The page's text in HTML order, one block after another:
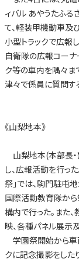
ィバル あやうたふる
て、軽装甲機動車及
小型トラックで広報
自衛隊の広報コーナ
ク等の車内を隅々ま
津々で係員に質問す
《山梨地本》
山梨地本(本部長
し、広報活動を行っ
祭」では、駒門駐屯
国際活動教育隊か
構内で行った。また
映、各種パネル展示
学園祭開始から車
クに記念撮影をした